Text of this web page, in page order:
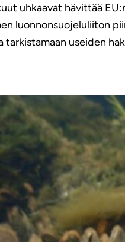
uhkaavat hävittää
luonnonsuojeluliiton
tarkistamaan useiden